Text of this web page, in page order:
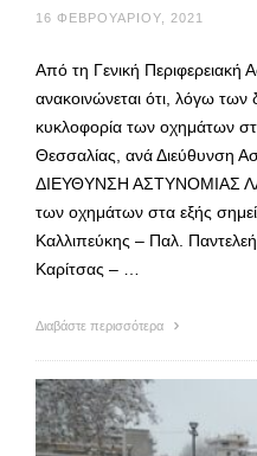
16 ΦΕΒΡΟΥΑΡΊΟΥ, 2021
Από τη Γενική Περιφερειακή
ανακοινώνεται ότι, λόγω
κυκλοφορία των οχημάτων
Θεσσαλίας, ανά Διεύθυνση
ΔΙΕΥΘΥΝΣΗ ΑΣΤΥΝΟΜΙΑΣ
των οχημάτων στα εξής
Καλλιπεύκης – Παλ.
Καρίτσας – …
Διαβάστε περισσότερα